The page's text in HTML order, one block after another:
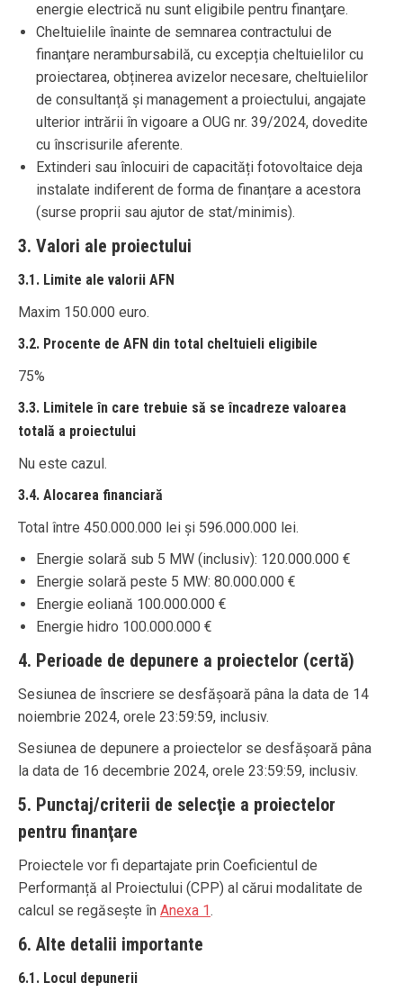
energie electrică nu sunt eligibile pentru finanţare.
Cheltuielile înainte de semnarea contractului de
finanţare nerambursabilă, cu excepția cheltuielilor cu
proiectarea, obținerea avizelor necesare, cheltuielilor
de consultanță și management a proiectului, angajate
ulterior intrării în vigoare a OUG nr. 39/2024, dovedite
cu înscrisurile aferente.
Extinderi sau înlocuiri de capacități fotovoltaice deja
instalate indiferent de forma de finanțare a acestora
(surse proprii sau ajutor de stat/minimis).
3. Valori ale proiectului
3.1. Limite ale valorii AFN
Maxim 150.000 euro.
3.2. Procente de AFN din total cheltuieli eligibile
75%
3.3. Limitele în care trebuie să se încadreze valoarea
totală a proiectului
Nu este cazul.
3.4. Alocarea financiară
Total între 450.000.000 lei și 596.000.000 lei.
Energie solară sub 5 MW (inclusiv): 120.000.000 €
Energie solară peste 5 MW: 80.000.000 €
Energie eoliană 100.000.000 €
Energie hidro 100.000.000 €
4. Perioade de depunere a proiectelor (certă)
Sesiunea de înscriere se desfășoară pâna la data de 14
noiembrie 2024, orele 23:59:59, inclusiv.
Sesiunea de depunere a proiectelor se desfășoară pâna
la data de 16 decembrie 2024, orele 23:59:59, inclusiv.
5. Punctaj/criterii de selecţie a proiectelor
pentru finanţare
Proiectele vor fi departajate prin Coeficientul de
Performanță al Proiectului (CPP) al cărui modalitate de
calcul se regăsește în Anexa 1.
6. Alte detalii importante
6.1. Locul depunerii